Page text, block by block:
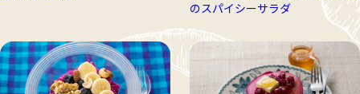
のスパイシーサラダ